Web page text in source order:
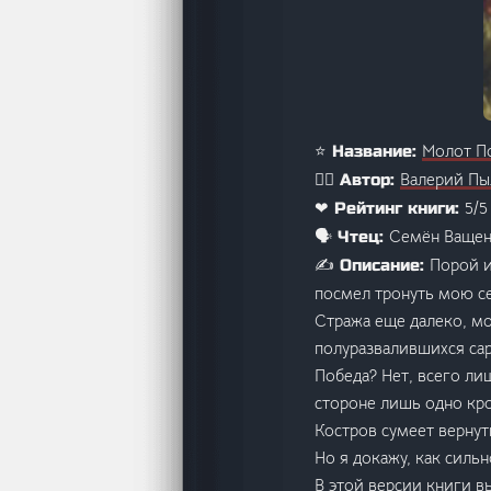
⭐ Название: Молот
🙋‍♂️ Автор: Валерий
❤ Рейтинг книги: 5/5
🗣️ Чтец: Семён
✍️ Описание: Порой
посмел тронуть мою
Стража еще далеко,
полуразвалившихся
Победа? Нет, всего
стороне лишь одно
Костров сумеет
Но я докажу, как
В этой версии книги